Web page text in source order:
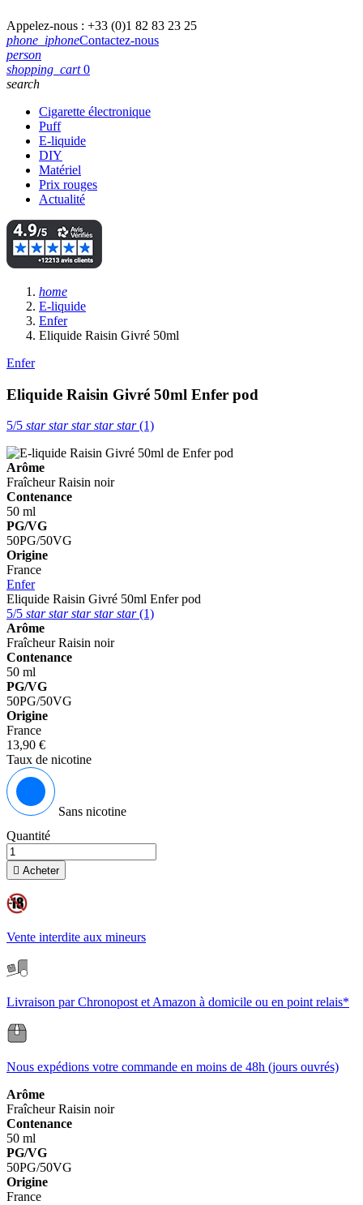
Appelez-nous : +33 (0)1 82 83 23 25
phone_iphoneContactez-nous
person
shopping_cart 0
search
Cigarette électronique
Puff
E-liquide
DIY
Matériel
Prix rouges
Actualité
home
E-liquide
Enfer
Eliquide Raisin Givré 50ml
Enfer
Eliquide Raisin Givré 50ml Enfer pod
5/5 starstarstarstarstar(1)
Arôme
FraîcheurRaisin noir
Contenance
50 ml
PG/VG
50PG/50VG
Origine
France
Enfer
Eliquide Raisin Givré 50ml Enfer pod
5/5 starstarstarstarstar(1)
Arôme
FraîcheurRaisin noir
Contenance
50 ml
PG/VG
50PG/50VG
Origine
France
13,90 €
Taux de nicotine
Sans nicotine
Quantité
 Acheter
Vente interdite aux mineurs
Livraison par Chronopost et Amazon à domicile ou en point relais*
Nous expédions votre commande en moins de 48h (jours ouvrés)
Arôme
FraîcheurRaisin noir
Contenance
50 ml
PG/VG
50PG/50VG
Origine
France